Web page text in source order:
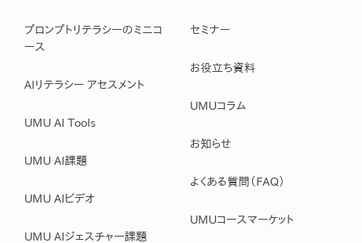
プロンプトリテラシーのミニコ
ース
AIリテラシー アセスメント
UMU AI Tools
UMU AI課題
UMU AIビデオ
UMU AIジェスチャー課題
セミナー
お役立ち資料
UMUコラム
お知らせ
よくある質問（FAQ）
UMUコースマーケット